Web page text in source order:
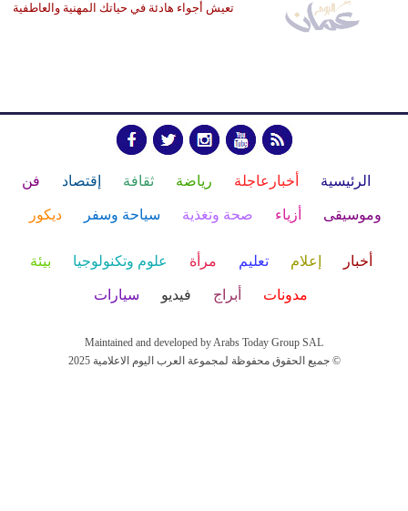
تعيش أجواء هادئة في حياتك المهنية والعاطفية
الرئيسية أخبارعاجلة رياضة ثقافة إقتصاد فن
وموسيقى أزياء صحة وتغذية سياحة وسفر ديكور
أخبار إعلام تعليم مرأة علوم وتكنولوجيا بيئة
مدونات أبراج فيديو سيارات
Maintained and developed by Arabs Today Group SAL
جميع الحقوق محفوظة لمجموعة العرب اليوم الاعلامية 2025 ©